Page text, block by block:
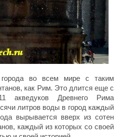
города во всем мире с таким
как Рим. Это длится еще с
акведуков Древнего Рима
литров воды в город каждый
вырывается вверх из сотен
каждый из которых со своей